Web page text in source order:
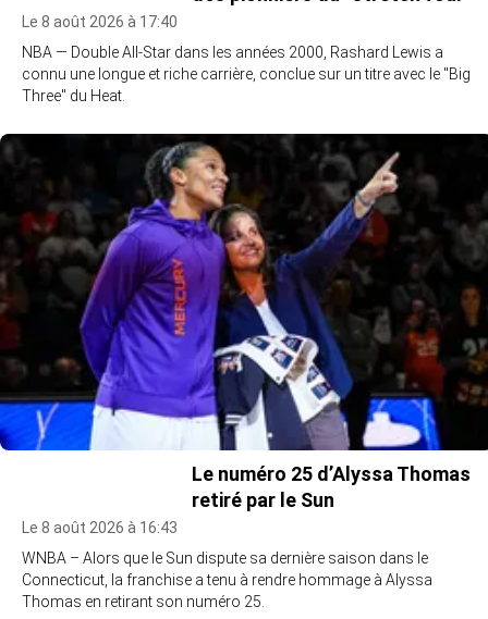
Le 8 août 2026 à 17:40
NBA — Double All-Star dans les années 2000, Rashard Lewis a
connu une longue et riche carrière, conclue sur un titre avec le "Big
Three" du Heat.
Le numéro 25 d’Alyssa Thomas
retiré par le Sun
Le 8 août 2026 à 16:43
WNBA – Alors que le Sun dispute sa dernière saison dans le
Connecticut, la franchise a tenu à rendre hommage à Alyssa
Thomas en retirant son numéro 25.